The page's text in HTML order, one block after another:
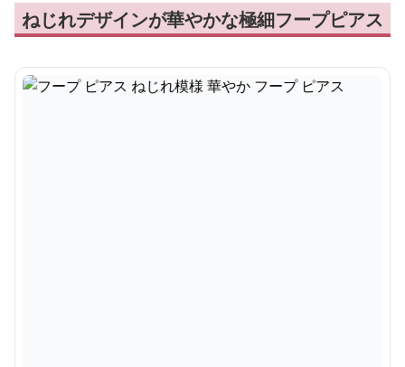
ねじれデザインが華やかな極細フープピアス